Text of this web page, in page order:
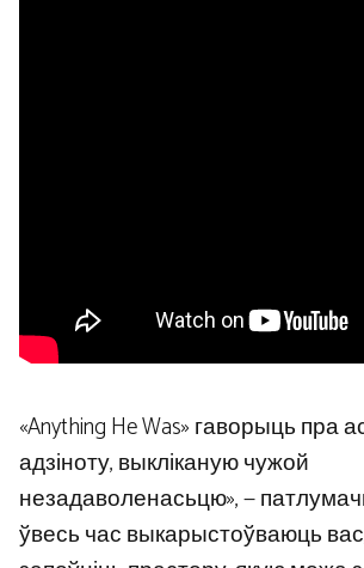
«Anything He Was» гаворыць пра
адзіноту, выкліканую чужой
незадаволенасьцю», —
ўвесь час выкарыстоўваюць